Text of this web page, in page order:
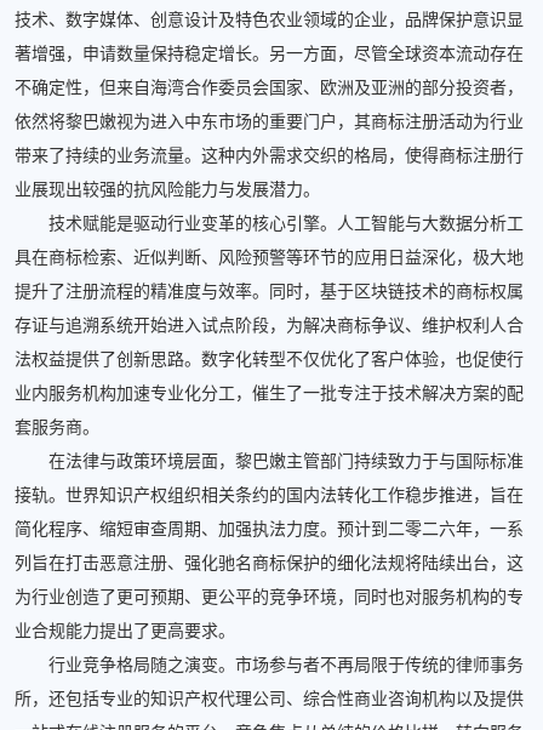
技术、数字媒体、创意设计及特色农业领域的企业，品牌保护意识显
著增强，申请数量保持稳定增长。另一方面，尽管全球资本流动存在
不确定性，但来自海湾合作委员会国家、欧洲及亚洲的部分投资者，
依然将黎巴嫩视为进入中东市场的重要门户，其商标注册活动为行业
带来了持续的业务流量。这种内外需求交织的格局，使得商标注册行
业展现出较强的抗风险能力与发展潜力。
技术赋能是驱动行业变革的核心引擎。人工智能与大数据分析工
具在商标检索、近似判断、风险预警等环节的应用日益深化，极大地
提升了注册流程的精准度与效率。同时，基于区块链技术的商标权属
存证与追溯系统开始进入试点阶段，为解决商标争议、维护权利人合
法权益提供了创新思路。数字化转型不仅优化了客户体验，也促使行
业内服务机构加速专业化分工，催生了一批专注于技术解决方案的配
套服务商。
在法律与政策环境层面，黎巴嫩主管部门持续致力于与国际标准
接轨。世界知识产权组织相关条约的国内法转化工作稳步推进，旨在
简化程序、缩短审查周期、加强执法力度。预计到二零二六年，一系
列旨在打击恶意注册、强化驰名商标保护的细化法规将陆续出台，这
为行业创造了更可预期、更公平的竞争环境，同时也对服务机构的专
业合规能力提出了更高要求。
行业竞争格局随之演变。市场参与者不再局限于传统的律师事务
所，还包括专业的知识产权代理公司、综合性商业咨询机构以及提供